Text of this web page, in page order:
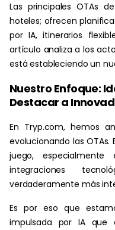
Las principales OTAs
hoteles; ofrecen
por IA, itinerarios
artículo analiza a los
está estableciendo un
Nuestro Enfoque:
Destacar a
En Tryp.com, hemos
evolucionando las OTAs.
juego,
integraciones
verdaderamente más
Es por eso que
impulsada por IA que